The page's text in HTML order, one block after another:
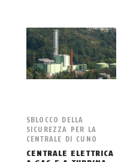
SBLOCCO DELLA
SICUREZZA PER LA
CENTRALE DI CUNO
CENTRALE ELETTRICA